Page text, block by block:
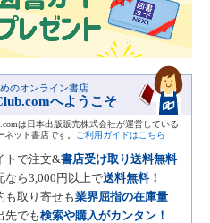
のオンライン書店
へようこそ
は日本出版販売株式会社が運営している
ネット書店です。
ご利用ガイドはこちら
トで注文&書店受け取り送料無料
なら3,000円以上で送料無料！
も取り寄せも業界屈指の在庫量
先でも検索や購入がカンタン！